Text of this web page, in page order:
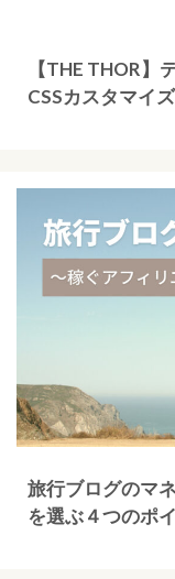
【THE THOR】
CSSカスタマイズ
旅行ブログのマ
を選ぶ４つのポ